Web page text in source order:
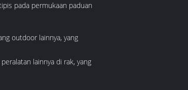
pada permukaan paduan
outdoor lainnya, yang
lainnya di rak, yang